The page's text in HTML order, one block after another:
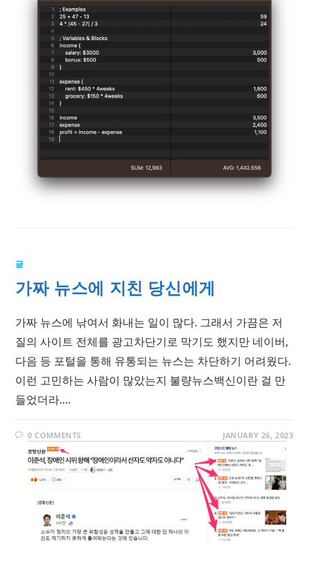
글
가짜 뉴스에 지친 당신에게
가짜 뉴스에 낚여서 화내는 일이 많다. 그래서 가끔은 저
질의 사이트 전체를 광고차단기로 막기도 했지만 네이버,
다음 등 포털을 통해 유통되는 뉴스는 차단하기 어려웠다.
이런 고민하는 사람이 많았는지 불량뉴스백신이란 걸 만
들었더라.…
0 COMMENTS JANUARY 26, 2023